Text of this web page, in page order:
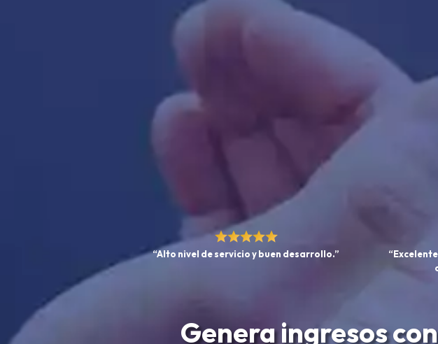
“Alto nivel de servicio y buen desarrollo.”
Genera ingresos